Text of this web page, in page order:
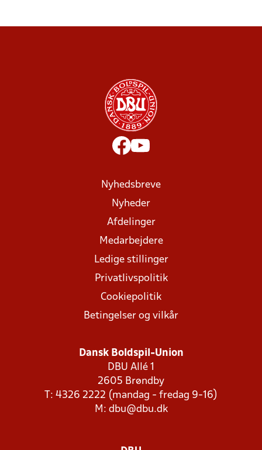
Nyhedsbreve
Nyheder
Afdelinger
Medarbejdere
Ledige stillinger
Privatlivspolitik
Cookiepolitik
Betingelser og vilkår
Dansk Boldspil-Union
DBU Allé 1
2605 Brøndby
T: 4326 2222 (mandag - fredag 9-16)
M: dbu@dbu.dk